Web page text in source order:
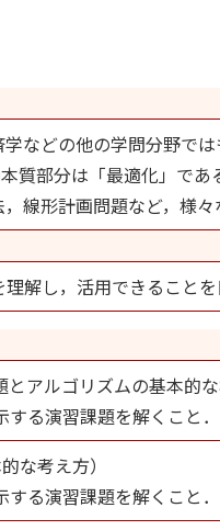
などの他の学問分野
質部分は「最適化」であ
線形計画問題など，様
解し，活用できることを
とアルゴリズムの基本的
する演習課題を解くこと．
な考え方）
する演習課題を解くこと．